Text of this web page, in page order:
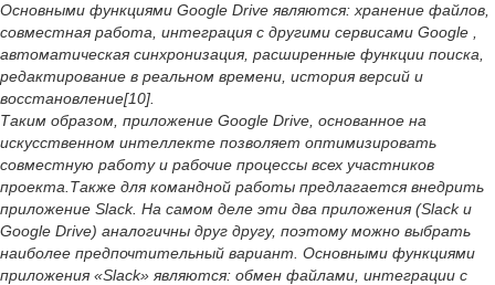
Основными функциями Google Drive являются: хранение файлов,
совместная работа, интеграция с другими сервисами Google ,
автоматическая синхронизация, расширенные функции поиска,
редактирование в реальном времени, история версий и
восстановление[10].
Таким образом, приложение Google Drive, основанное на
искусственном интеллекте позволяет оптимизировать
совместную работу и рабочие процессы всех участников
проекта.Также для командной работы предлагается внедрить
приложение Slack. На самом деле эти два приложения (Slack и
Google Drive) аналогичны друг другу, поэтому можно выбрать
наиболее предпочтительный вариант. Основными функциями
приложения «Slack» являются: обмен файлами, интеграции с